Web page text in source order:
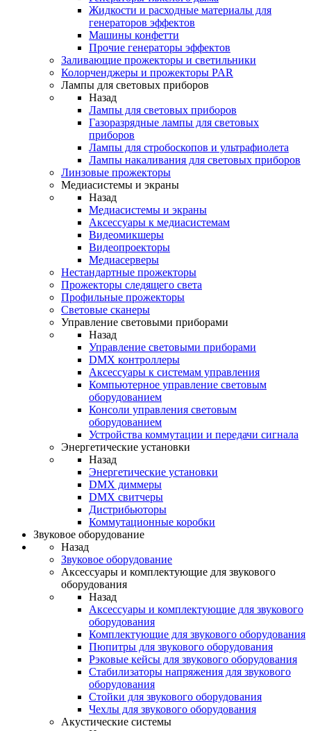
Жидкости и расходные материалы для
генераторов эффектов
Машины конфетти
Прочие генераторы эффектов
Заливающие прожекторы и светильники
Колорченджеры и прожекторы PAR
Лампы для световых приборов
Назад
Лампы для световых приборов
Газоразрядные лампы для световых
приборов
Лампы для стробоскопов и ультрафиолета
Лампы накаливания для световых приборов
Линзовые прожекторы
Медиасистемы и экраны
Назад
Медиасистемы и экраны
Аксессуары к медиасистемам
Видеомикшеры
Видеопроекторы
Медиасерверы
Нестандартные прожекторы
Прожекторы следящего света
Профильные прожекторы
Световые сканеры
Управление световыми приборами
Назад
Управление световыми приборами
DMX контроллеры
Аксессуары к системам управления
Компьютерное управление световым
оборудованием
Консоли управления световым
оборудованием
Устройства коммутации и передачи сигнала
Энергетические установки
Назад
Энергетические установки
DMX диммеры
DMX свитчеры
Дистрибьюторы
Коммутационные коробки
Звуковое оборудование
Назад
Звуковое оборудование
Аксессуары и комплектующие для звукового
оборудования
Назад
Аксессуары и комплектующие для звукового
оборудования
Комплектующие для звукового оборудования
Пюпитры для звукового оборудования
Рэковые кейсы для звукового оборудования
Стабилизаторы напряжения для звукового
оборудования
Стойки для звукового оборудования
Чехлы для звукового оборудования
Акустические системы